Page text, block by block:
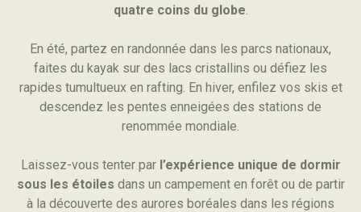
quatre coins du globe.
En été, partez en randonnée dans les parcs nationaux,
faites du kayak sur des lacs cristallins ou défiez les
rapides tumultueux en rafting. En hiver, enfilez vos skis et
descendez les pentes enneigées des stations de
renommée mondiale.
Laissez-vous tenter par l’expérience unique de dormir
sous les étoiles dans un campement en forêt ou de partir
à la découverte des aurores boréales dans les régions